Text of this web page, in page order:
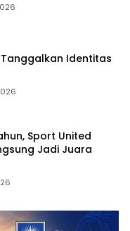
Identitas
Sport United
Jadi Juara